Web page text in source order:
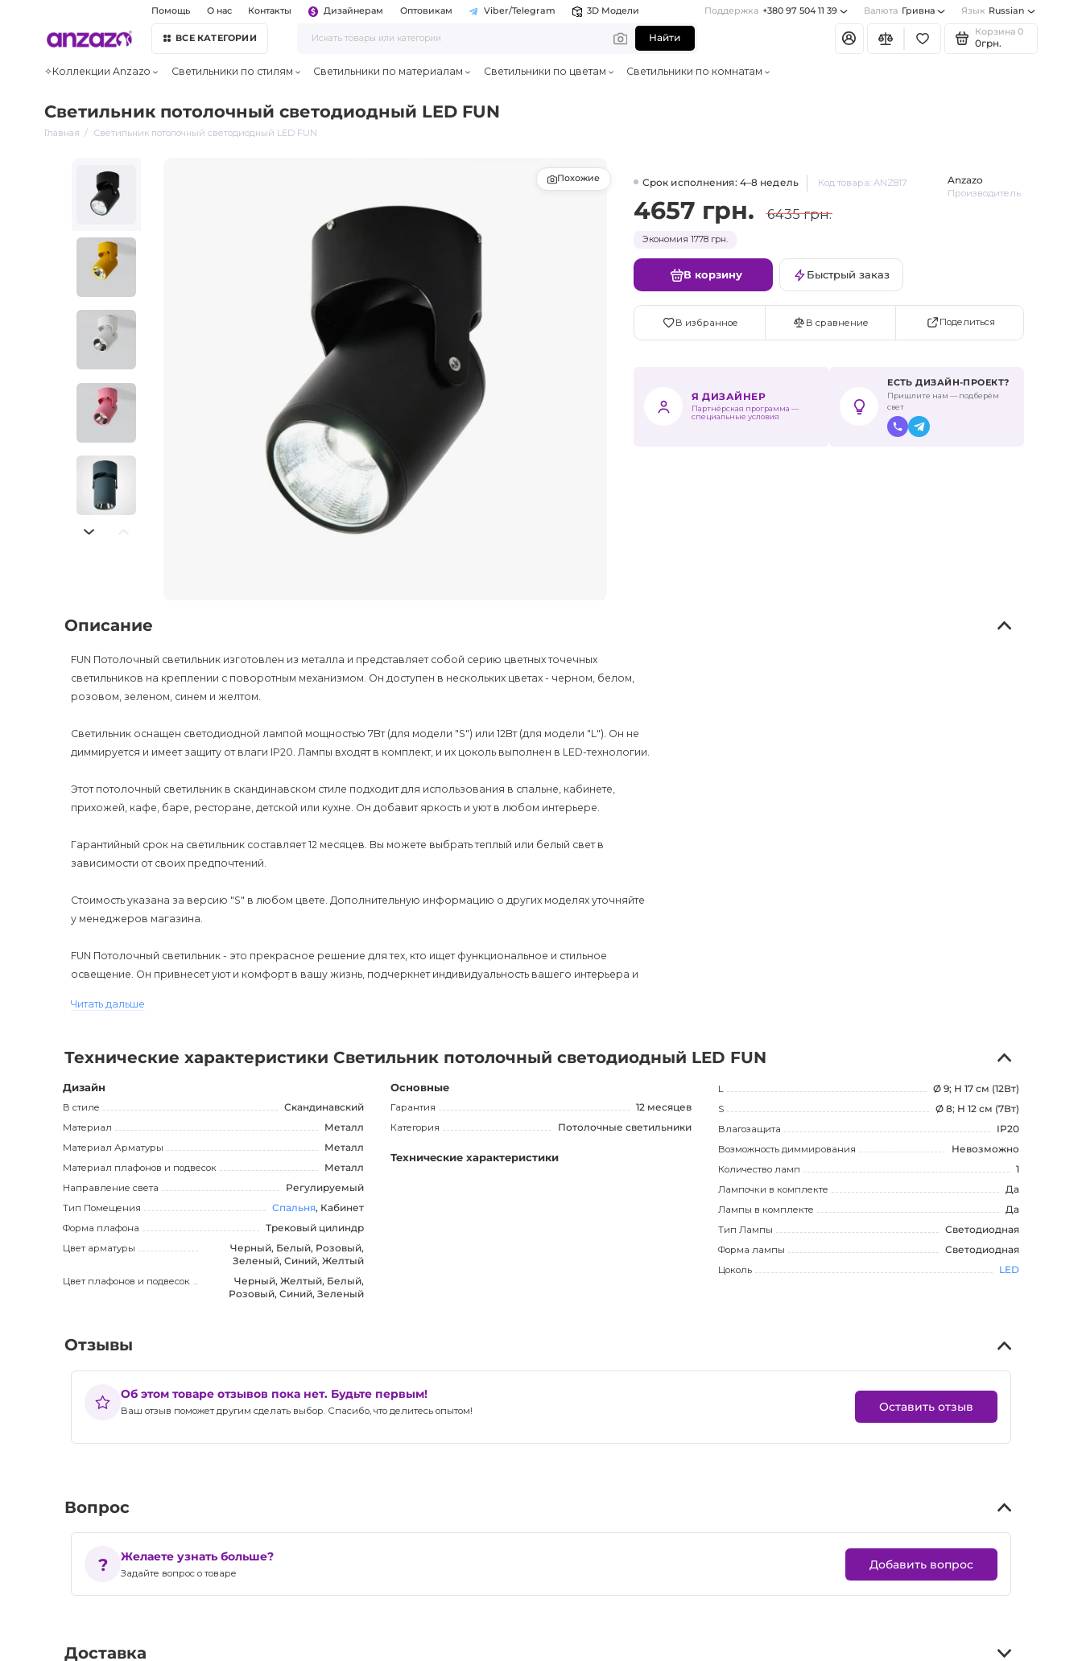
Помощь О нас Контакты Дизайнерам Оптовикам Viber/Telegram 3D Модели Поддержка +380 97 504 11 39 Валюта Гривна Язык Russian
ВСЕ КАТЕГОРИИ Найти
Корзина 0
0грн.
✧Коллекции Anzazo Светильники по стилям Светильники по материалам Светильники по цветам Светильники по комнатам
Светильник потолочный светодиодный LED FUN
Главная Светильник потолочный светодиодный LED FUN
Похожие Срок исполнения: 4–8 недель Код товара: ANZ817
Anzazo
Производитель
4657 грн. 6435 грн.
Экономия 1778 грн.
В корзину Быстрый заказ
В избранное В сравнение Поделиться
Я ДИЗАЙНЕР
Партнёрская программа —
специальные условия
ЕСТЬ ДИЗАЙН-ПРОЕКТ?
Пришлите нам — подберём
свет
Описание
FUN Потолочный светильник изготовлен из металла и представляет собой серию цветных точечных
светильников на креплении с поворотным механизмом. Он доступен в нескольких цветах - черном, белом,
розовом, зеленом, синем и желтом.
Светильник оснащен светодиодной лампой мощностью 7Вт (для модели "S") или 12Вт (для модели "L"). Он не
диммируется и имеет защиту от влаги IP20. Лампы входят в комплект, и их цоколь выполнен в LED-технологии.
Этот потолочный светильник в скандинавском стиле подходит для использования в спальне, кабинете,
прихожей, кафе, баре, ресторане, детской или кухне. Он добавит яркость и уют в любом интерьере.
Гарантийный срок на светильник составляет 12 месяцев. Вы можете выбрать теплый или белый свет в
зависимости от своих предпочтений.
Стоимость указана за версию "S" в любом цвете. Дополнительную информацию о других моделях уточняйте
у менеджеров магазина.
FUN Потолочный светильник - это прекрасное решение для тех, кто ищет функциональное и стильное
освещение. Он привнесет уют и комфорт в вашу жизнь, подчеркнет индивидуальность вашего интерьера и
привлекательным и функциональным.
п.с. текст оптимизирован для поисковых систем и привлекательности для потенциальных покупателей.
Читать дальше
Технические характеристики Светильник потолочный светодиодный LED FUN
Дизайн
В стиле
Скандинавский
Материал
Металл
Материал Арматуры
Металл
Материал плафонов и подвесок
Металл
Направление света
Регулируемый
Тип Помещения
Спальня, Кабинет
Форма плафона
Трековый цилиндр
Цвет арматуры
Черный, Белый, Розовый,
Зеленый, Синий, Желтый
Цвет плафонов и подвесок
Черный, Желтый, Белый,
Розовый, Синий, Зеленый
Основные
Гарантия
12 месяцев
Категория
Потолочные светильники
Технические характеристики
L
Ø 9; H 17 см (12Вт)
S
Ø 8; H 12 см (7Вт)
Влагозащита
IP20
Возможность диммирования
Невозможно
Количество ламп
1
Лампочки в комплекте
Да
Лампы в комплекте
Да
Тип Лампы
Светодиодная
Форма лампы
Светодиодная
Цоколь
LED
Отзывы
Об этом товаре отзывов пока нет. Будьте первым!
Ваш отзыв поможет другим сделать выбор. Спасибо, что делитесь опытом! Оставить отзыв
Вопрос
Желаете узнать больше?
Задайте вопрос о товаре
Добавить вопрос
Доставка